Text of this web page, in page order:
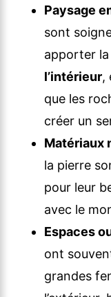
Paysage
sont
apporter
l’intérieur,
que les
créer un
Matériaux
la pierre
pour leur
avec le
Espaces
ont
grandes